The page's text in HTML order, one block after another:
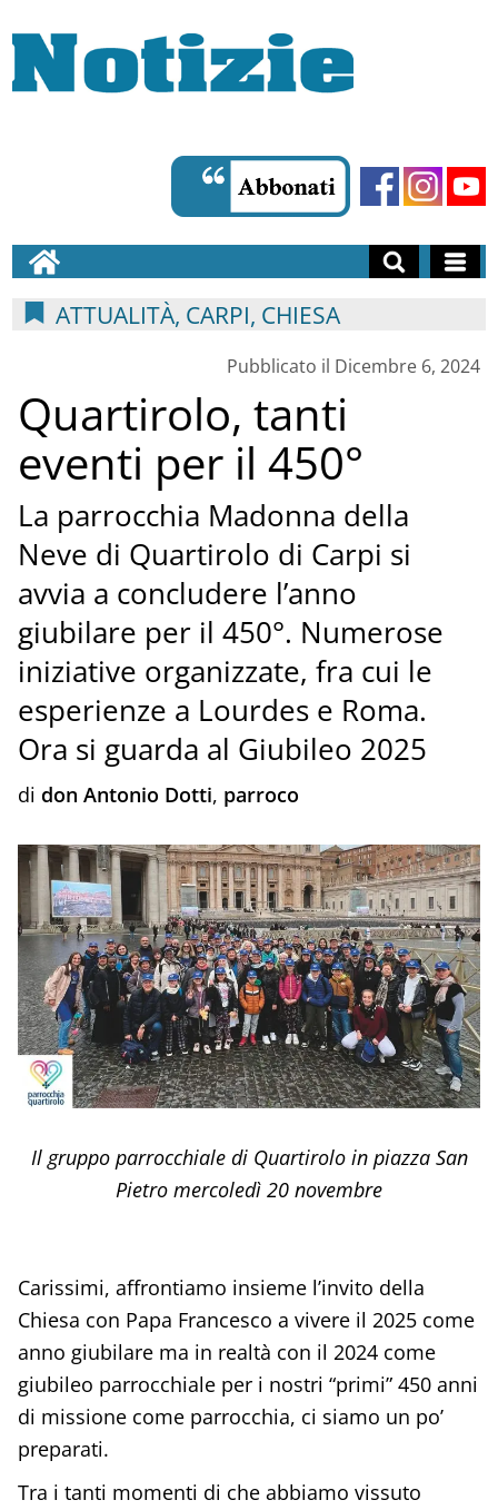
ATTUALITÀ, CARPI, CHIESA
Pubblicato il Dicembre 6, 2024
Quartirolo, tanti
eventi per il 450°
La parrocchia Madonna della
Neve di Quartirolo di Carpi si
avvia a concludere l’anno
giubilare per il 450°. Numerose
iniziative organizzate, fra cui le
esperienze a Lourdes e Roma.
Ora si guarda al Giubileo 2025
di don Antonio Dotti, parroco
Il gruppo parrocchiale di Quartirolo in piazza San
Pietro mercoledì 20 novembre
Carissimi, affrontiamo insieme l’invito della
Chiesa con Papa Francesco a vivere il 2025 come
anno giubilare ma in realtà con il 2024 come
giubileo parrocchiale per i nostri “primi” 450 anni
di missione come parrocchia, ci siamo un po’
preparati.
Tra i tanti momenti di che abbiamo vissuto